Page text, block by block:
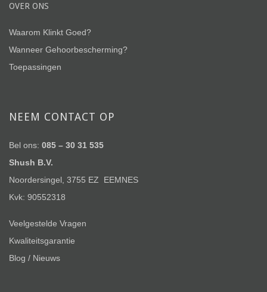
OVER ONS
Waarom Klinkt Goed?
Wanneer Gehoorbescherming?
Toepassingen
NEEM CONTACT OP
Bel ons: 085 – 30 31 535
Shush B.V.
Noordersingel, 3755 EZ EEMNES
Kvk: 90552318
Veelgestelde Vragen
Kwaliteitsgarantie
Blog / Nieuws